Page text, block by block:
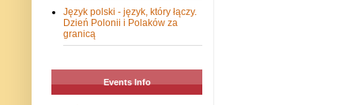
Język polski - język, który łączy.
Dzień Polonii i Polaków za
granicą
Events Info